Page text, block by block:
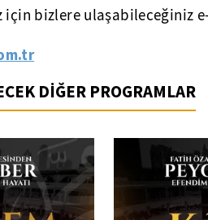
için bizlere ulaşabileceğiniz
DİĞER PROGRAMLAR